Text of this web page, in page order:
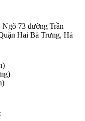
73 đường Trần
Hai Bà Trưng, Hà